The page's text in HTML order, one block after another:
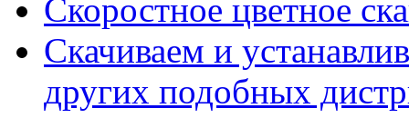
Скоростное цветное
Скачиваем и
других подобных